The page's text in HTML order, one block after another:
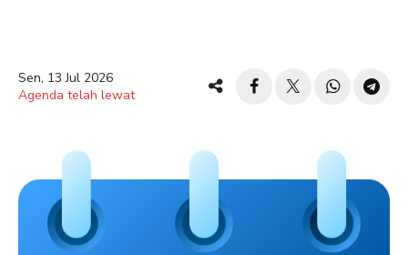
Sen, 13 Jul 2026
Agenda telah lewat